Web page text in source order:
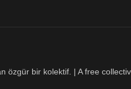
özgür bir kolektif. | A free